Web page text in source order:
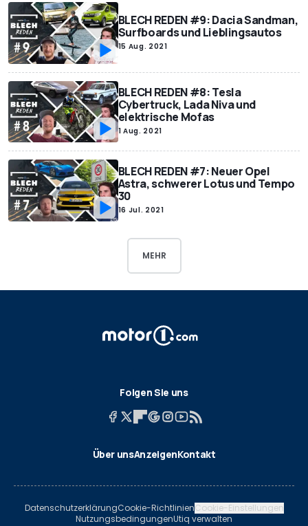
BLECH REDEN #9: Dacia Sandman,
Surfboards und Lieblingsautos
15 Aug. 2021
BLECH REDEN #8: Tesla
Cybertruck, Lada Niva und
elektrische Mofas
1 Aug. 2021
BLECH REDEN #7: Neuer Opel
Astra, schwerer Lotus und Tempo
30
16 Jul. 2021
MEHR
Folgen Sie uns
Über unsAnzeigenKontakt
DatenschutzerklärungCookie-RichtlinienCookie-Einstellungen
NutzungsbedingungenUtiq verwalten